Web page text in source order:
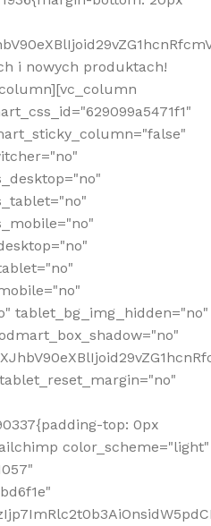
i nowych produktach!
tablet_bg_img_hidden="no"
top: 0px
color_scheme="light"